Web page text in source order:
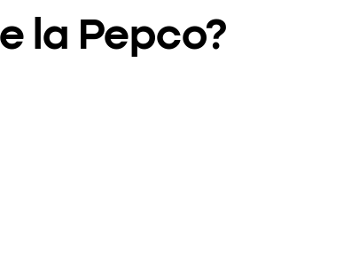
la Pepco?